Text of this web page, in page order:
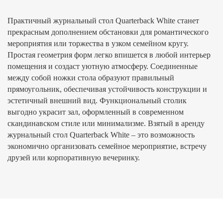
Практичный журнальный стол Quarterback White станет
прекрасным дополнением обстановки для романтического
мероприятия или торжества в узком семейном кругу.
Простая геометрия форм легко впишется в любой интерьер
помещения и создаст уютную атмосферу. Соединенные
между собой ножки стола образуют правильный
прямоугольник, обеспечивая устойчивость конструкции и
эстетичный внешний вид. Функциональный столик
выгодно украсит зал, оформленный в современном
скандинавском стиле или минимализме. Взятый в аренду
журнальный стол Quarterback White – это возможность
экономично организовать семейное мероприятие, встречу
друзей или корпоративную вечеринку.